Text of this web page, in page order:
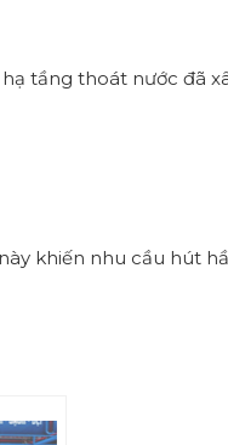
tầng thoát nước đã
khiến nhu cầu hút